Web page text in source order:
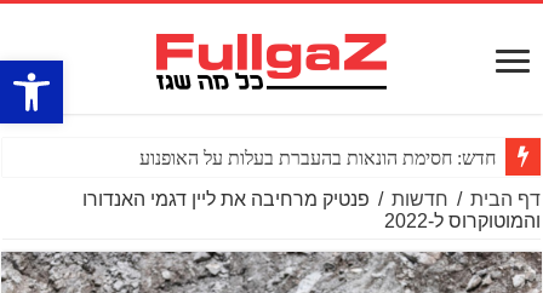
פתח
חדש: חסימת הונאות בהעברת בעלות על האופנוע
דף הבית / חדשות / פנטיק מרחיבה את ליין דגמי האנדורו
והמוטוקרוס ל-2022